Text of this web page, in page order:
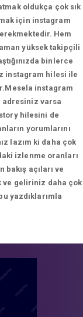
oldukça çok sık
için instagram
Hem
yüksek takipçili
binlerce
instagram hilesi ile
instagram
varsa
hilesini de
yorumlarını
lazım ki daha çok
izlenme oranları
açıları ve
ve geliriniz daha çok
yazdıklarımla